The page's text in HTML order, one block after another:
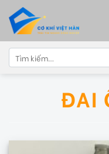
content
Tìm
kiếm:
ĐAI